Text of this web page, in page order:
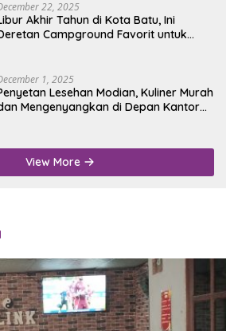
22, 2025
Akhir Tahun di Kota Batu, Ini
Campground Favorit untuk
1, 2025
Lesehan Modian, Kuliner Murah
Mengenyangkan di Depan Kantor
View More